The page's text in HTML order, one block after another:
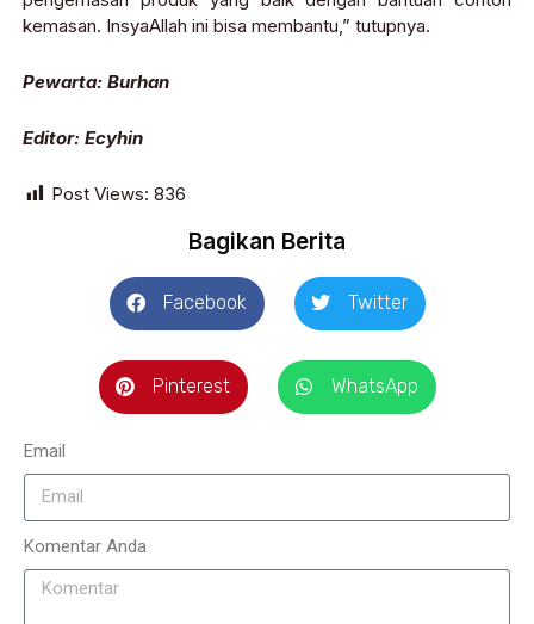
kemasan. InsyaAllah ini bisa membantu,” tutupnya.
Pewarta: Burhan
Editor: Ecyhin
Post Views: 836
Bagikan Berita
Facebook Twitter
Pinterest WhatsApp
Email
Komentar Anda